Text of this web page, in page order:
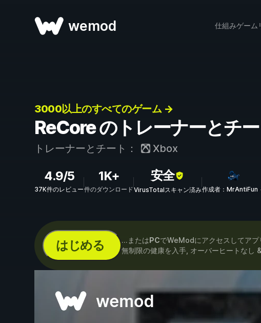
wemod 仕組みゲーム
3000以上のすべてのゲーム →
ReCore のトレーナーとチ
トレーナーとチート： Xbox
4.9/5
37K件のレビュー
1K+
件のダウンロード
安全
VirusTotalスキャン済み作成者：MrAntiFun
はじめる ...またはPCでWeModにアクセスしてアプ
無制限の健康を入手, オーバーヒートなし &